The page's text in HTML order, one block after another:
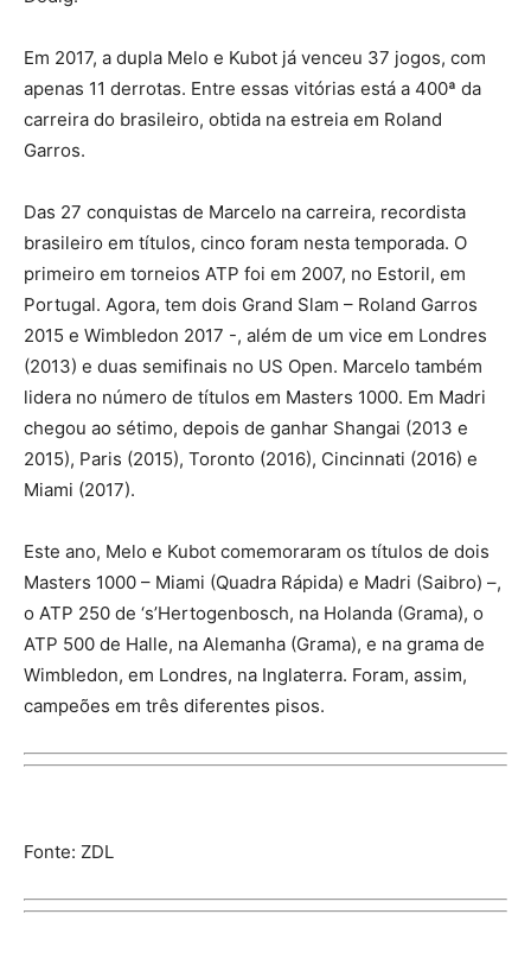
Em 2017, a dupla Melo e Kubot já venceu 37 jogos, com
apenas 11 derrotas. Entre essas vitórias está a 400ª da
carreira do brasileiro, obtida na estreia em Roland
Garros.
Das 27 conquistas de Marcelo na carreira, recordista
brasileiro em títulos, cinco foram nesta temporada. O
primeiro em torneios ATP foi em 2007, no Estoril, em
Portugal. Agora, tem dois Grand Slam – Roland Garros
2015 e Wimbledon 2017 -, além de um vice em Londres
(2013) e duas semifinais no US Open. Marcelo também
lidera no número de títulos em Masters 1000. Em Madri
chegou ao sétimo, depois de ganhar Shangai (2013 e
2015), Paris (2015), Toronto (2016), Cincinnati (2016) e
Miami (2017).
Este ano, Melo e Kubot comemoraram os títulos de dois
Masters 1000 – Miami (Quadra Rápida) e Madri (Saibro) –,
o ATP 250 de ‘s’Hertogenbosch, na Holanda (Grama), o
ATP 500 de Halle, na Alemanha (Grama), e na grama de
Wimbledon, em Londres, na Inglaterra. Foram, assim,
campeões em três diferentes pisos.
Fonte: ZDL